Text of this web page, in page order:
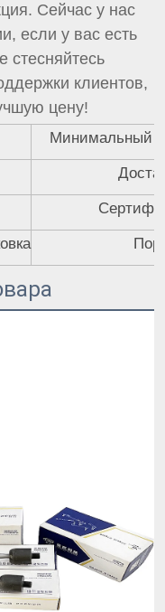
Сейчас у нас
если у вас есть
стесняйтесь
клиентов,
цену!
Минимальный